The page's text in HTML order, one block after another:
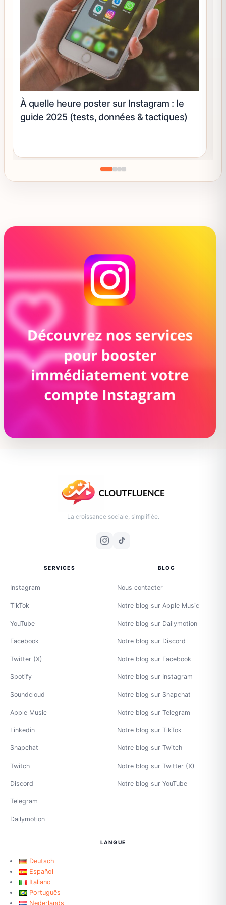
À quelle heure poster sur Instagram : le
guide 2025 (tests, données & tactiques)
La croissance sociale, simplifiée.
SERVICES
Instagram
TikTok
YouTube
Facebook
Twitter (X)
Spotify
Soundcloud
Apple Music
Linkedin
Snapchat
Twitch
Discord
Telegram
Dailymotion
BLOG
Nous contacter
Notre blog sur Apple Music
Notre blog sur Dailymotion
Notre blog sur Discord
Notre blog sur Facebook
Notre blog sur Instagram
Notre blog sur Snapchat
Notre blog sur Telegram
Notre blog sur TikTok
Notre blog sur Twitch
Notre blog sur Twitter (X)
Notre blog sur YouTube
LANGUE
Deutsch
Español
Italiano
Português
Nederlands